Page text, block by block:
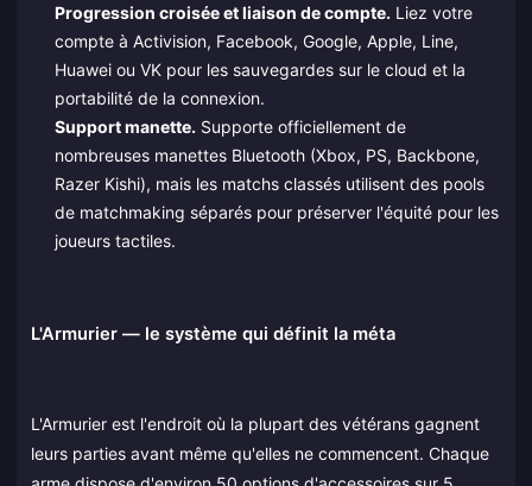
Progression croisée et liaison de compte. Liez votre
compte à Activision, Facebook, Google, Apple, Line,
Huawei ou VK pour les sauvegardes sur le cloud et la
portabilité de la connexion.
Support manette. Supporte officiellement de
nombreuses manettes Bluetooth (Xbox, PS, Backbone,
Razer Kishi), mais les matchs classés utilisent des pools
de matchmaking séparés pour préserver l'équité pour les
joueurs tactiles.
L'Armurier — le système qui définit la méta
L'Armurier est l'endroit où la plupart des vétérans gagnent
leurs parties avant même qu'elles ne commencent. Chaque